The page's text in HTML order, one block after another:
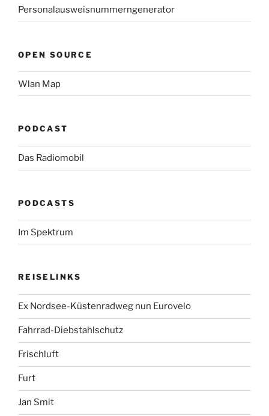
Personalausweisnummerngenerator
OPEN SOURCE
Wlan Map
PODCAST
Das Radiomobil
PODCASTS
Im Spektrum
REISELINKS
Ex Nordsee-Küstenradweg nun Eurovelo
Fahrrad-Diebstahlschutz
Frischluft
Furt
Jan Smit